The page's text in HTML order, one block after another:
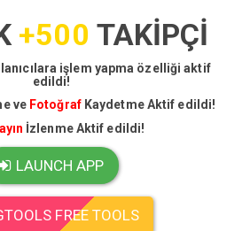
+500 TAKİPÇİ
işlem yapma özelliği aktif
edildi!
ve Fotoğraf Kaydetme Aktif edildi!
İzlenme Aktif edildi!
LAUNCH APP
FREE TOOLS